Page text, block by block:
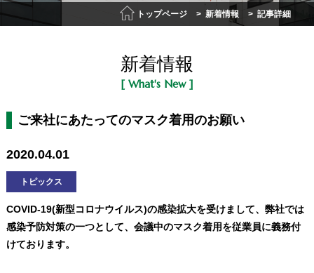
会社紹介
トップページ 新着情報 記事詳細
新着情報
[ What's New ]
ご来社にあたってのマスク着用のお願い
2020.04.01
トピックス
COVID-19(新型コロナウイルス)の感染拡大を受けまして、弊社では
感染予防対策の一つとして、会議中のマスク着用を従業員に義務付
けております。